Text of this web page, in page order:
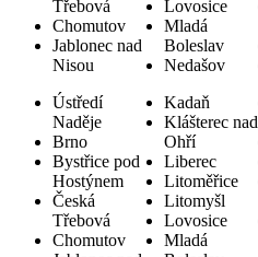
Třebová
Chomutov
Jablonec nad
Nisou
Lovosice
Mladá
Boleslav
Nedašov
Ústředí
Naděje
Brno
Bystřice pod
Hostýnem
Česká
Třebová
Chomutov
Kadaň
Klášterec nad
Ohří
Liberec
Litoměřice
Litomyšl
Lovosice
Mladá